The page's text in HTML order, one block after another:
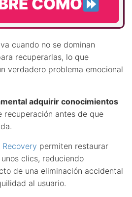
CÓMO
cuando no se dominan
recuperarlas, lo que
verdadero problema emocional
adquirir conocimientos
recuperación antes de que
Recovery permiten restaurar
clics, reduciendo
de una eliminación accidental
al usuario.